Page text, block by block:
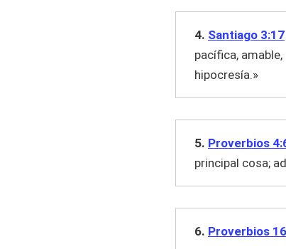
4. Santiago 3:17
pacífica,
hipocresía.»
5. Proverbios
principal cosa;
6. Proverbios